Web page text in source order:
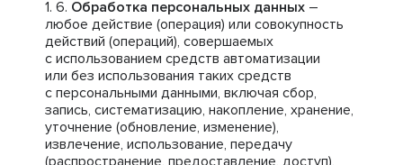
Обработка персональных данных –
любое действие (операция) или совокупность
действий (операций), совершаемых
с использованием средств автоматизации
или без использования таких средств
с персональными данными, включая сбор,
запись, систематизацию, накопление, хранение,
уточнение (обновление, изменение),
извлечение, использование, передачу
(распространение, предоставление, доступ),